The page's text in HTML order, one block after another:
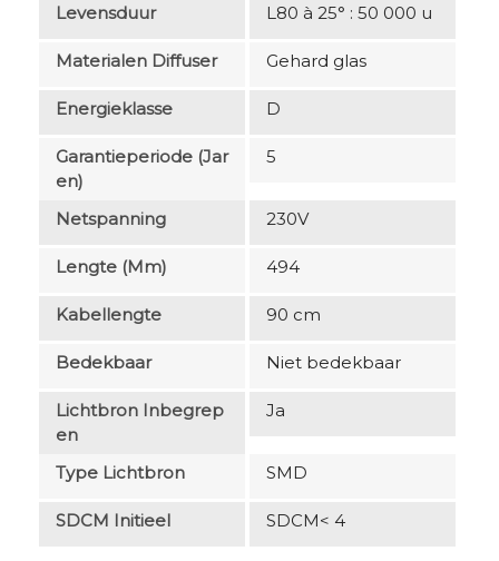
Levensduur L80 à 25° : 50 000 u
Materialen Diffuser Gehard glas
Energieklasse D
Garantieperiode (jar
En)
5
Netspanning 230V
Lengte (mm) 494
Kabellengte 90 cm
Bedekbaar Niet bedekbaar
Lichtbron Inbegrep
En
Ja
Type Lichtbron SMD
SDCM Initieel SDCM< 4